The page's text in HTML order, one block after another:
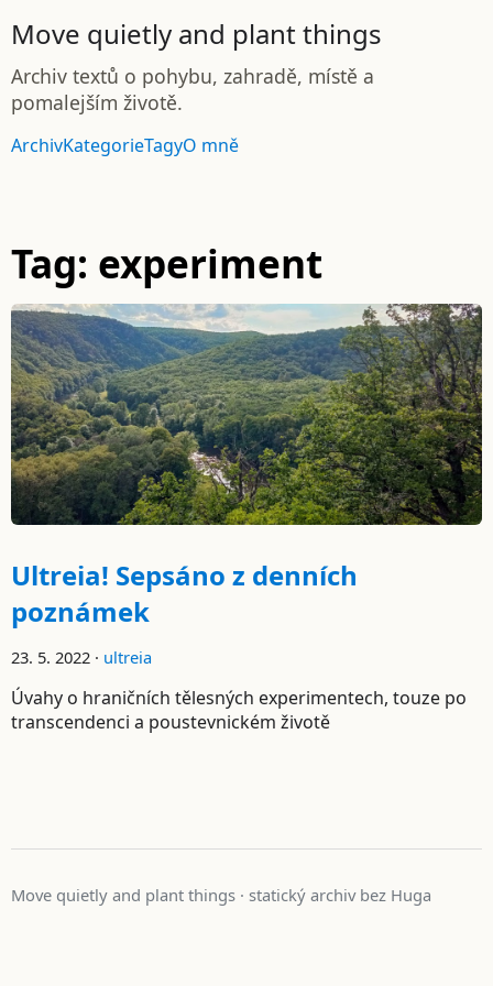
Move quietly and plant things
Archiv textů o pohybu, zahradě, místě a
pomalejším životě.
ArchivKategorieTagyO mně
Tag: experiment
Ultreia! Sepsáno z denních
poznámek
23. 5. 2022 · ultreia
Úvahy o hraničních tělesných experimentech, touze po
transcendenci a poustevnickém životě
Move quietly and plant things · statický archiv bez Huga